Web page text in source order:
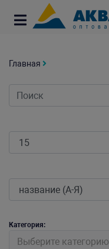
Главная
Категория:
Выберите категорию